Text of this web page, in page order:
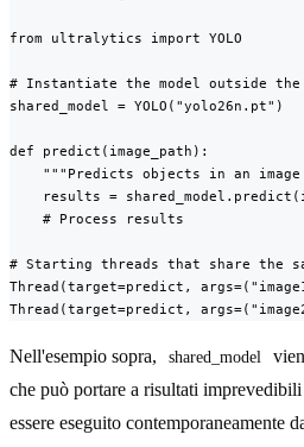
from ultralytics import YOLO
# Instantiate the model outside the
shared_model = YOLO("yolo26n.pt")
def predict(image_path):
"""Predicts objects in an
results =
    # Process results
# Starting threads that share the
Thread(target=predict,
Thread(target=predict,
Nell'esempio sopra, shared_model
che può portare a risultati imprevedibili
essere eseguito contemporaneamente